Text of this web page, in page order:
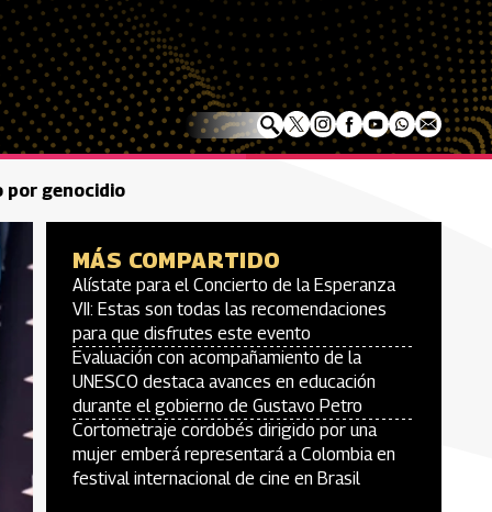
por genocidio
MÁS COMPARTIDO
Alístate para el Concierto de la Esperanza
VII: Estas son todas las recomendaciones
para que disfrutes este evento
Evaluación con acompañamiento de la
UNESCO destaca avances en educación
durante el gobierno de Gustavo Petro
Cortometraje cordobés dirigido por una
mujer emberá representará a Colombia en
festival internacional de cine en Brasil